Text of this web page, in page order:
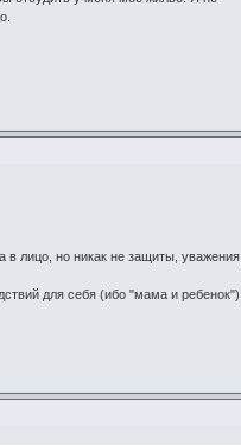
лицо, но никак не защиты, уважения,
для себя (ибо "мама и ребенок").